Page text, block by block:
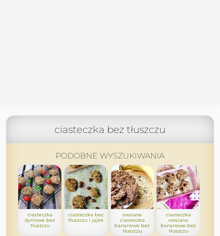
ciasteczka bez tłuszczu
PODOBNE WYSZUKIWANIA
ciasteczka
dyniowe bez
tłuszczu
ciasteczka bez
tłuszczu i jajek
owsiane
ciasteczka
bananowe bez
tłuszczu
ciasteczka
owsiano
bananowe bez
tłuszczu